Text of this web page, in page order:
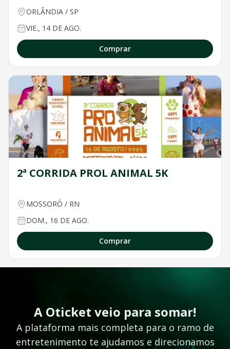
ORLÂNDIA / SP
VIE., 14 DE AGO.
Comprar
2ª CORRIDA PROL ANIMAL 5K
MOSSORÓ / RN
DOM., 16 DE AGO.
Comprar
A Oticket veio para somar!
A plataforma mais completa para o ramo de
entretenimento te ajudamos e direcionamos